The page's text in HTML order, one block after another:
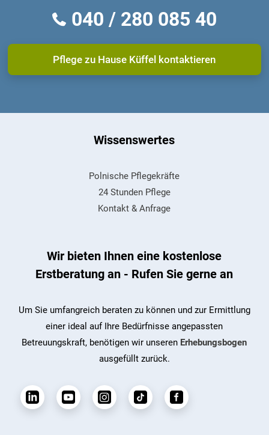
040 / 280 085 40
Pflege zu Hause Küffel kontaktieren
Wissenswertes
Polnische Pflegekräfte
24 Stunden Pflege
Kontakt & Anfrage
Wir bieten Ihnen eine kostenlose
Erstberatung an - Rufen Sie gerne an
Um Sie umfangreich beraten zu können und zur Ermittlung
einer ideal auf Ihre Bedürfnisse angepassten
Betreuungskraft, benötigen wir unseren Erhebungsbogen
ausgefüllt zurück.